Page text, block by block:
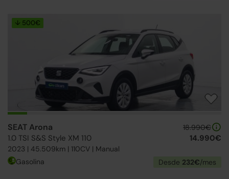
↓ 500€
SEAT Arona
1.0 TSI S&S Style XM 110
2023 | 45.509km | 110CV | Manual
18.990€
14.990€
Gasolina Desde 232€/mes